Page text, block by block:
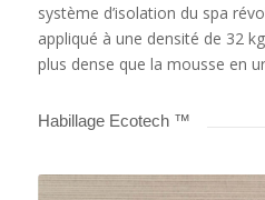
système d’isolation du spa
appliqué à une densité de 32
plus dense que la mousse en
Habillage Ecotech ™